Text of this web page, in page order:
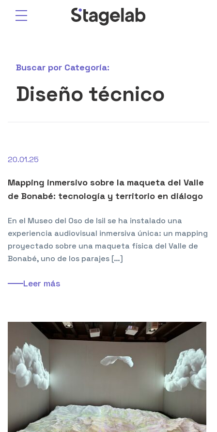
Saltar
Buscar por Categoría:
Diseño técnico
20.01.25
Mapping inmersivo sobre la maqueta del Valle
de Bonabé: tecnología y territorio en diálogo
En el Museo del Oso de Isil se ha instalado una
experiencia audiovisual inmersiva única: un mapping
proyectado sobre una maqueta física del Valle de
Bonabé, uno de los parajes […]
Leer más